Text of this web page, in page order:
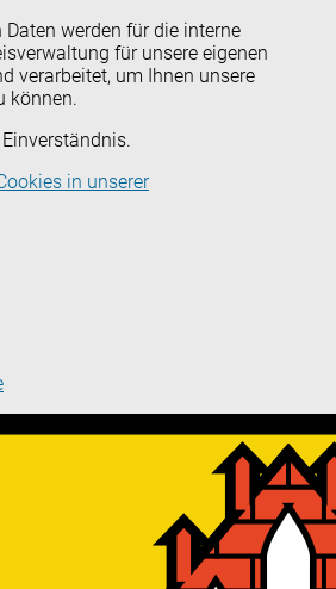
Daten werden für die interne
für unsere eigenen
verarbeitet, um Ihnen unsere
können.
in unserer